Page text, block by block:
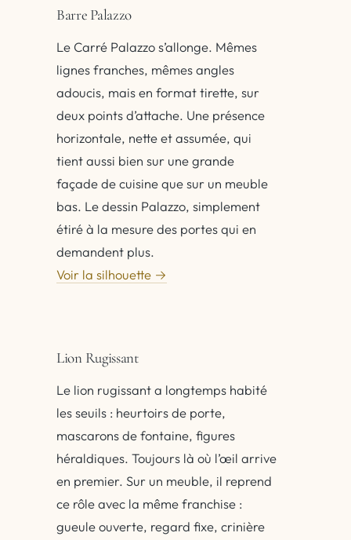
Barre Palazzo
Le Carré Palazzo s’allonge. Mêmes
lignes franches, mêmes angles
adoucis, mais en format tirette, sur
deux points d’attache. Une présence
horizontale, nette et assumée, qui
tient aussi bien sur une grande
façade de cuisine que sur un meuble
bas. Le dessin Palazzo, simplement
étiré à la mesure des portes qui en
demandent plus.
Voir la silhouette →
Lion Rugissant
Le lion rugissant a longtemps habité
les seuils : heurtoirs de porte,
mascarons de fontaine, figures
héraldiques. Toujours là où l’œil arrive
en premier. Sur un meuble, il reprend
ce rôle avec la même franchise :
gueule ouverte, regard fixe, crinière